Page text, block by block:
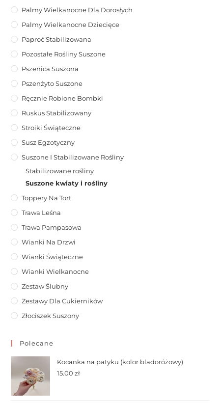
Palmy Wielkanocne Dla Dorosłych
Palmy Wielkanocne Dziecięce
Paproć Stabilizowana
Pozostałe Rośliny Suszone
Pszenica Suszona
Pszenżyto Suszone
Ręcznie Robione Bombki
Ruskus Stabilizowany
Stroiki Świąteczne
Susz Egzotyczny
Suszone I Stabilizowane Rośliny
Stabilizowane rośliny
Suszone kwiaty i rośliny
Toppery Na Tort
Trawa Leśna
Trawa Pampasowa
Wianki Na Drzwi
Wianki Świąteczne
Wianki Wielkanocne
Zestaw Ślubny
Zestawy Dla Cukierników
Złociszek Suszony
Polecane
Kocanka na patyku (kolor bladoróżowy)
15.00zł